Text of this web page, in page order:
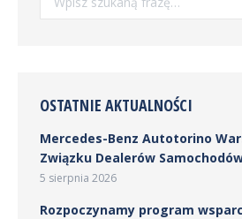
OSTATNIE AKTUALNOŚCI
Mercedes-Benz Autotorino
Związku Dealerów
5 sierpnia 2026
Rozpoczynamy program